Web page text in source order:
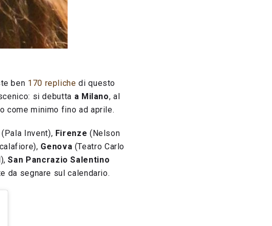
ben 170 repliche di questo
si debutta a Milano, al
come minimo fino ad aprile.
(Pala Invent), Firenze (Nelson
Genova (Teatro Carlo
San Pancrazio Salentino
da segnare sul calendario.